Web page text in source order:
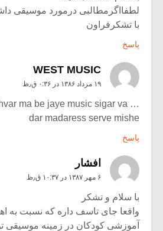
لطفااگرمطالبی درمورد موسیقی
با تشکرفراون
پاسخ
WEST MUSIC
۱۹ مرداد ۱۳۸۶ در ۰:۳۶ ق٫ظ
ma be jaye music sigar va …
dar madaress serve mishe
پاسخ
افشار
۶ مهر ۱۳۸۷ در ۱۰:۳۷ ق٫ظ
با سلام و تشکر
واقعا جای تاسف داره که نسبت به
آموزشی کودکان در زمینه موسیقی